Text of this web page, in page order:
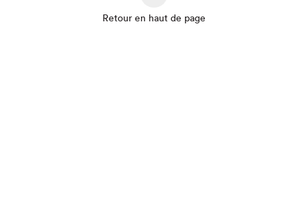
Retour en haut de page